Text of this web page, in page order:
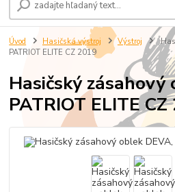
Úvod Hasičská výstroj Výstroj
PATRIOT ELITE CZ 2019
Hasičský zásahový
PATRIOT ELITE